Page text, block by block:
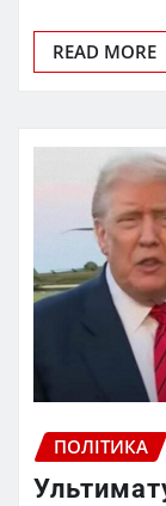
READ MORE
ПОЛІТИКА